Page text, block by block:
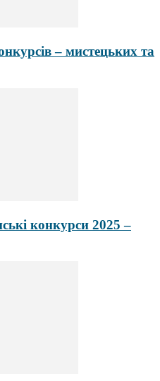
– мистецьких та
конкурси 2025 –